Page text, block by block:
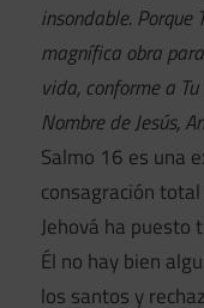
insondable. Porque
magnífica obra
vida, conforme a
Nombre de Jesús,
Salmo 16 es una
consagración
Jehová ha puesto
Él no hay bien
los santos y